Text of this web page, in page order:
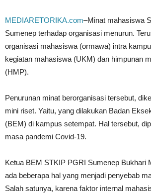
MEDIARETORIKA.com–Minat mahasiswa
Sumenep terhadap organisasi menurun.
organisasi mahasiswa (ormawa) intra
kegiatan mahasiswa (UKM) dan himpunan
(HMP).
Penurunan minat berorganisasi tersebut,
mini riset. Yaitu, yang dilakukan Badan
(BEM) di kampus setempat. Hal tersebut,
masa pandemi Covid-19.
Ketua BEM STKIP PGRI Sumenep Bukhari
ada beberapa hal yang menjadi penyebab
Salah satunya, karena faktor internal